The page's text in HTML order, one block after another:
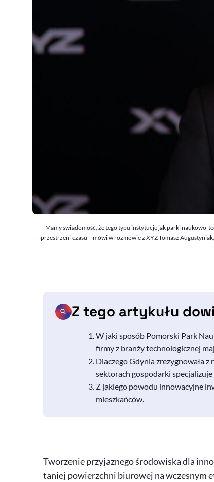
– Mamy świadomość, że tego typu instytucje jak parki naukowo-
przestrzeni czasu – mówi w rozmowie z XYZ Tomasz
Z tego artykułu
W jaki sposób Pomorski Park
firmy z branży technologicznej
Dlaczego Gdynia zrezygnowała
sektorach gospodarki specjalizuje
Z jakiego powodu innowacyjne
mieszkańców.
Tworzenie przyjaznego środowiska dla
taniej powierzchni biurowej na wczesnym